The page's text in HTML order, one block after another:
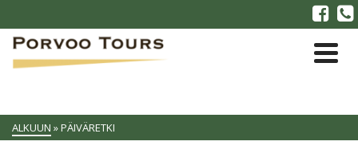
ALKUUN »PÄIVÄRETKI